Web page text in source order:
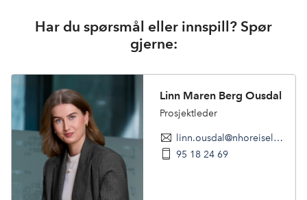
Har du spørsmål eller innspill? Spør
gjerne:
Linn Maren Berg Ousdal
Prosjektleder
linn.ousdal@nhoreiseliv.no
95 18 24 69